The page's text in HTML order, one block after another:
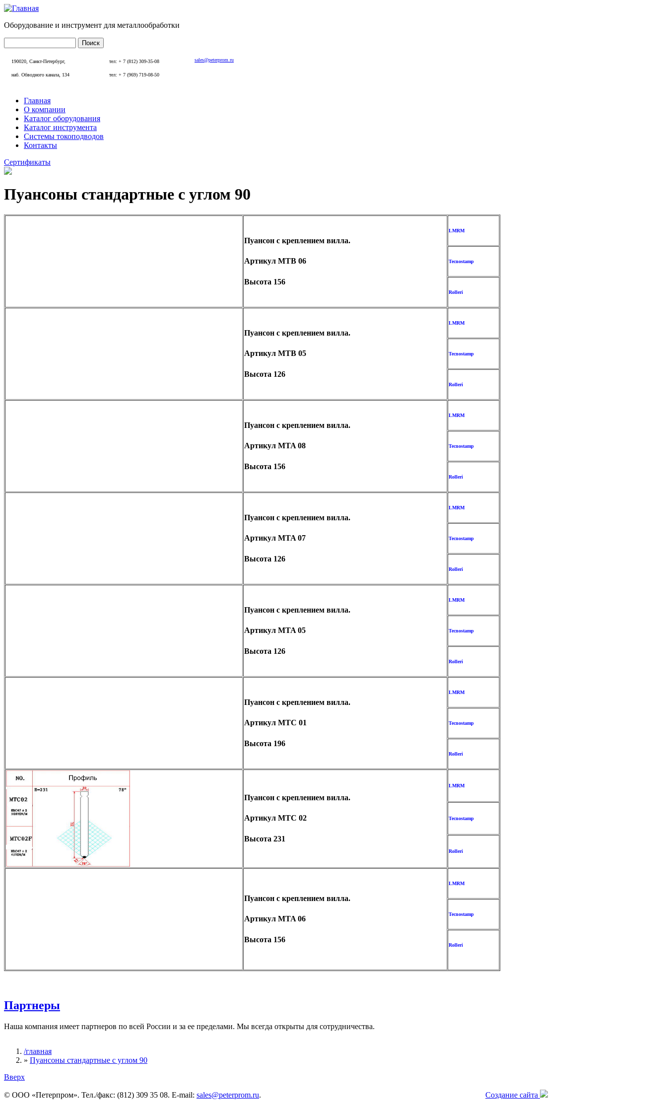
Перейти к основному содержанию
Оборудование и инструмент для металлообработки
190020, Санкт-Петербург,
наб. Обводного канала, 134
тел: + 7 (812) 309-35-08
тел: + 7 (969) 719-08-50
sales@peterprom.ru
Главное меню
Главная
О компании
Каталог оборудования
Каталог инструмента
Системы токоподводов
Контакты
Сертификаты
Пуансоны стандартные с углом 90
Пуансон с креплением вилла.
Артикул MTB 06
Высота 156
LMRM
Tecnostamp
Rolleri
Пуансон с креплением вилла.
Артикул MTB 05
Высота 126
LMRM
Tecnostamp
Rolleri
Пуансон с креплением вилла.
Артикул MTA 08
Высота 156
LMRM
Tecnostamp
Rolleri
Пуансон с креплением вилла.
Артикул MTA 07
Высота 126
LMRM
Tecnostamp
Rolleri
Пуансон с креплением вилла.
Артикул MTA 05
Высота 126
LMRM
Tecnostamp
Rolleri
Пуансон с креплением вилла.
Артикул MTC 01
Высота 196
LMRM
Tecnostamp
Rolleri
Пуансон с креплением вилла.
Артикул MTC 02
Высота 231
LMRM
Tecnostamp
Rolleri
Пуансон с креплением вилла.
Артикул MTA 06
Высота 156
LMRM
Tecnostamp
Rolleri
Партнеры
Наша компания имеет партнеров по всей России и за ее пределами. Мы всегда открыты для сотрудничества.
Вы здесь
/главная
» Пуансоны стандартные с углом 90
Вверх
© ООО «Петерпром». Тел./факс: (812) 309 35 08. E-mail: sales@peterprom.ru. Создание сайта